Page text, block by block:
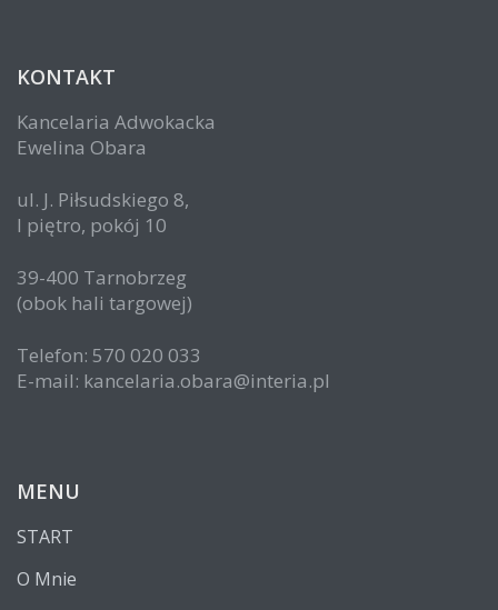
KONTAKT
Kancelaria Adwokacka
Ewelina Obara
ul. J. Piłsudskiego 8,
I piętro, pokój 10
39-400 Tarnobrzeg
(obok hali targowej)
Telefon: 570 020 033
E-mail: kancelaria.obara@interia.pl
MENU
START
O Mnie